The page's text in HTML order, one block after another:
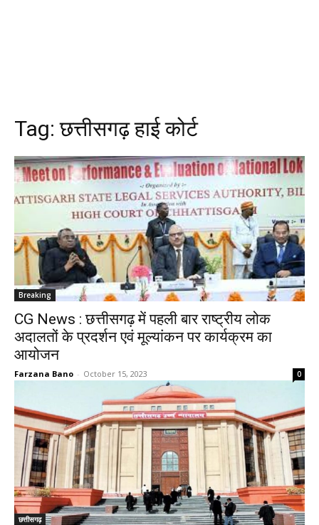
Tag:छत्तीसगढ़ हाई कोर्ट
Breaking
CG News : छत्तीसगढ़ में पहली बार राष्ट्रीय लोक
अदालतों के प्रदर्शन एवं मूल्यांकन पर कार्यक्रम का
आयोजन
Farzana Bano - October 15, 2023 0
छत्तीसगढ़